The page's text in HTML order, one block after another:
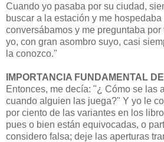
Cuando yo pasaba por su ciudad,
buscar a la estación y me
conversábamos y me preguntaba
yo, con gran asombro suyo, casi
la conozco."
IMPORTANCIA FUNDAMENTAL
Entonces, me decía: "¿ Cómo se las
cuando alguien las juega?" Y yo le
por ciento de las variantes en los
pues o bien están equivocadas, o
considero falsa; deje las aperturas